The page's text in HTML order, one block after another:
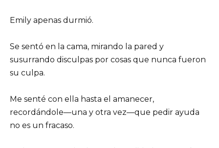
Emily apenas durmió.
Se sentó en la cama, mirando la pared y
susurrando disculpas por cosas que nunca fueron
su culpa.
Me senté con ella hasta el amanecer,
recordándole—una y otra vez—que pedir ayuda
no es un fracaso.